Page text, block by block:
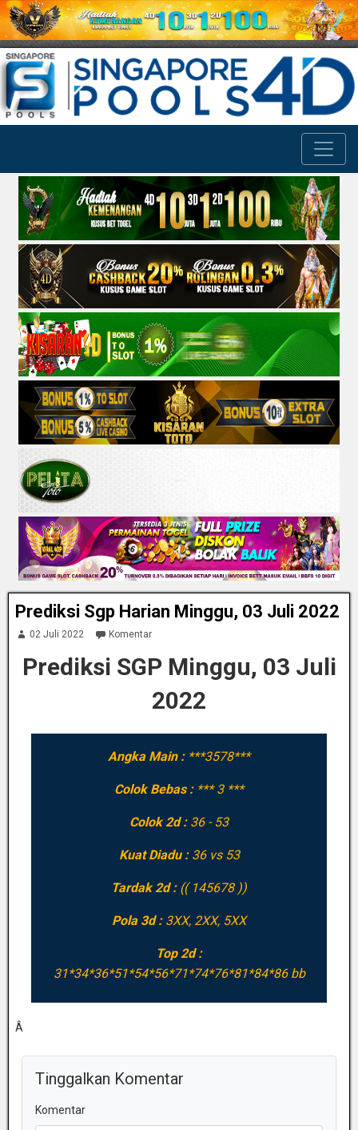
Prediksi Sgp Harian Minggu, 03 Juli 2022
02 Juli 2022 Komentar
Prediksi SGP Minggu, 03 Juli
2022
Angka Main : ***3578***
Colok Bebas : *** 3 ***
Colok 2d : 36 - 53
Kuat Diadu : 36 vs 53
Tardak 2d : (( 145678 ))
Pola 3d : 3XX, 2XX, 5XX
Top 2d :
31*34*36*51*54*56*71*74*76*81*84*86 bb
Â
Tinggalkan Komentar
Komentar